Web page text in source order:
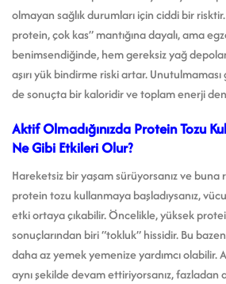
olmayan sağlık durumları için ciddi bir risktir.
protein, çok kas” mantığına dayalı, ama
benimsendiğinde, hem gereksiz yağ
aşırı yük bindirme riski artar.
de sonuçta bir kaloridir ve toplam enerji
Aktif Olmadığınızda Protein Tozu
Ne Gibi Etkileri Olur?
Hareketsiz bir yaşam sürüyorsanız ve
protein tozu kullanmaya başladıysanız,
etki ortaya çıkabilir. Öncelikle, yüksek
sonuçlarından biri “tokluk” hissidir. Bu
daha az yemek yemenize yardımcı olabilir.
aynı şekilde devam ettiriyorsanız, fazladan